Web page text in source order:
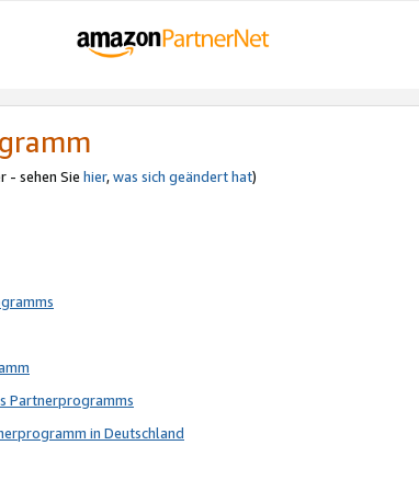
- sehen Sie hier,was sich geändert hat)
Partnerprogramms
in Deutschland